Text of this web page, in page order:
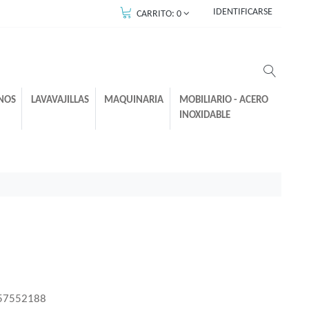
CARRITO:0 IDENTIFICARSE
LAVAVAJILLAS MAQUINARIA
MOBILIARIO - ACERO
INOXIDABLE